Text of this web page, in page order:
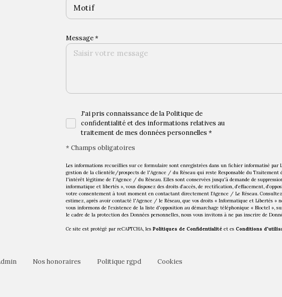
Motif
Message *
J'ai pris connaissance de la Politique de
confidentialité et des informations relatives au
traitement de mes données personnelles *
* Champs obligatoires
Les informations recueillies sur ce formulaire sont enregistrées dans un fichier informatisé
gestion de la clientèle/prospects de l'Agence / du Réseau qui reste Responsable du Traitement
l'intérêt légitime de l'Agence / du Réseau. Elles sont conservées jusqu'à demande de
informatique et libertés », vous disposez des droits d’accès, de rectification, d’effacement,
votre consentement à tout moment en contactant directement l’Agence / Le Réseau.
estimez, après avoir contacté l'Agence / le Réseau, que vos droits « Informatique et Libertés »
vous informons de l’existence de la liste d'opposition au démarchage téléphonique « Bloctel »,
le cadre de la protection des Données personnelles, nous vous invitons à ne pas inscrire de
Ce site est protégé par reCAPTCHA, les Politiques de Confidentialitéet es Conditions
admin nos honoraires politique rgpd cookies